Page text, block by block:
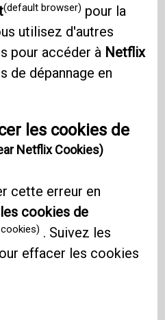
(default browser) pour la
utilisez d'autres
pour accéder à Netflix
de dépannage en
les cookies de
Netflix Cookies)
cette erreur en
cookies de
. Suivez les
effacer les cookies